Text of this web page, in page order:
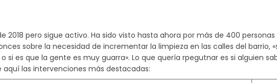
pero sigue activo. Ha sido visto hasta ahora por más de 400 personas
sobre la necesidad de incrementar la limpieza en las calles del barrio,
es que la gente es muy guarra». Lo que quería rpegutnar es si alguien
aquí las intervenciones más destacadas: